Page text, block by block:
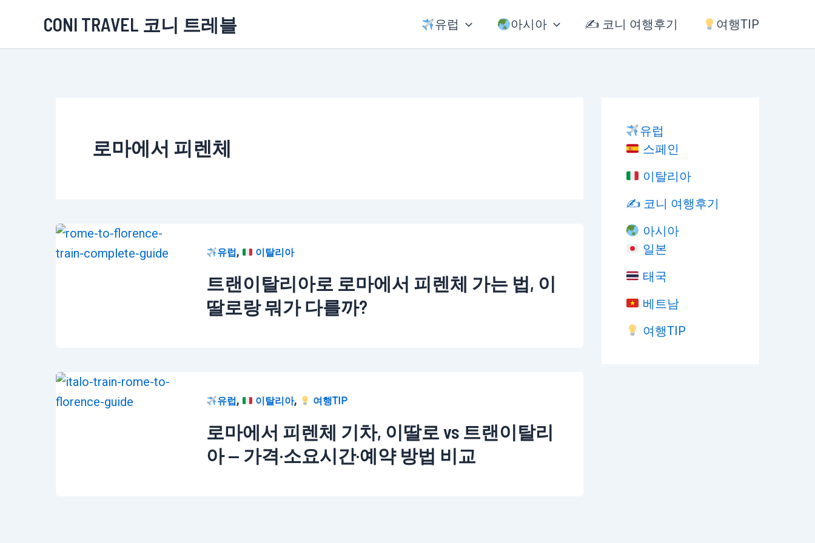
츠
CONI TRAVEL 코니 트레블 유럽 아시아 ✍️ 코니 여행후기 여행TIP
로마에서 피렌체
유럽, 이탈리아
트랜이탈리아로 로마에서 피렌체 가는 법, 이
딸로랑 뭐가 다를까?
유럽, 이탈리아, 여행TIP
로마에서 피렌체 기차, 이딸로 vs 트랜이탈리
아 — 가격·소요시간·예약 방법 비교
유럽
스페인
이탈리아
✍️ 코니 여행후기
아시아
일본
태국
베트남
여행TIP